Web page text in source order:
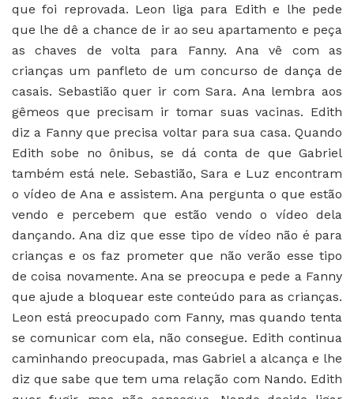
que foi reprovada. Leon liga para Edith e lhe pede
que lhe dê a chance de ir ao seu apartamento e peça
as chaves de volta para Fanny. Ana vê com as
crianças um panfleto de um concurso de dança de
casais. Sebastião quer ir com Sara. Ana lembra aos
gêmeos que precisam ir tomar suas vacinas. Edith
diz a Fanny que precisa voltar para sua casa. Quando
Edith sobe no ônibus, se dá conta de que Gabriel
também está nele. Sebastião, Sara e Luz encontram
o vídeo de Ana e assistem. Ana pergunta o que estão
vendo e percebem que estão vendo o vídeo dela
dançando. Ana diz que esse tipo de vídeo não é para
crianças e os faz prometer que não verão esse tipo
de coisa novamente. Ana se preocupa e pede a Fanny
que ajude a bloquear este conteúdo para as crianças.
Leon está preocupado com Fanny, mas quando tenta
se comunicar com ela, não consegue. Edith continua
caminhando preocupada, mas Gabriel a alcança e lhe
diz que sabe que tem uma relação com Nando. Edith